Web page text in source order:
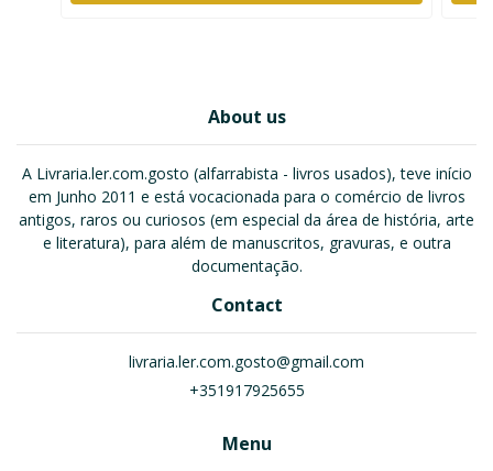
About us
A Livraria.ler.com.gosto (alfarrabista - livros usados), teve início
em Junho 2011 e está vocacionada para o comércio de livros
antigos, raros ou curiosos (em especial da área de história, arte
e literatura), para além de manuscritos, gravuras, e outra
documentação.
Contact
livraria.ler.com.gosto@gmail.com
+351917925655
Menu